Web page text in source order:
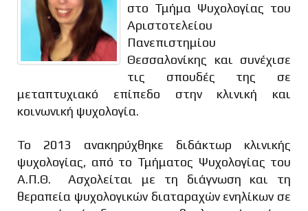
στο Τμήμα Ψυχολογίας του
Αριστοτελείου
Πανεπιστημίου
Θεσσαλονίκης και συνέχισε
τις σπουδές της σε
μεταπτυχιακό επίπεδο στην κλινική και
κοινωνική ψυχολογία.
Το 2013 ανακηρύχθηκε διδάκτωρ κλινικής
ψυχολογίας, από το Τμήματος Ψυχολογίας του
Α.Π.Θ. Ασχολείται με τη διάγνωση και τη
θεραπεία ψυχολογικών διαταραχών ενηλίκων σε